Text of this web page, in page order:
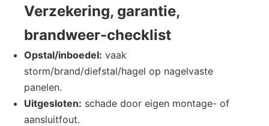
Verzekering, garantie,
brandweer-checklist
Opstal/inboedel: vaak
storm/brand/diefstal/hagel op nagelvaste
panelen.
Uitgesloten: schade door eigen montage- of
aansluitfout.